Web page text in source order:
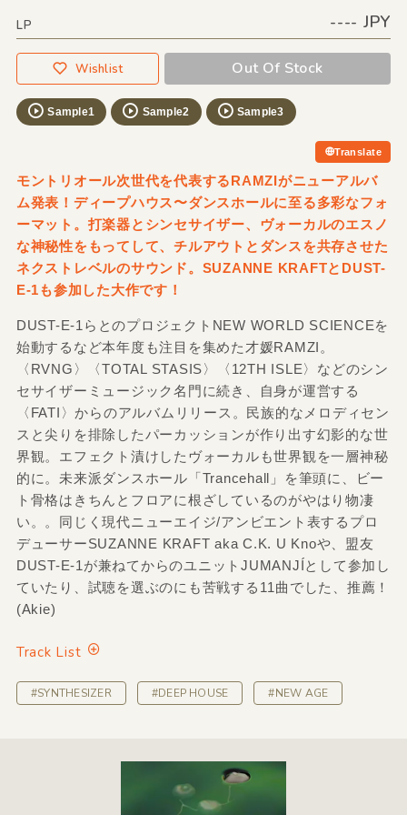
LP ---- JPY
Wishlist Out Of Stock
Sample1 Sample2 Sample3
Translate
モントリオール次世代を代表するRAMZIがニューアルバ
ム発表！ディープハウス〜ダンスホールに至る多彩なフォ
ーマット。打楽器とシンセサイザー、ヴォーカルのエスノ
な神秘性をもってして、チルアウトとダンスを共存させた
ネクストレベルのサウンド。SUZANNE KRAFTとDUST-
E-1も参加した大作です！
DUST-E-1らとのプロジェクトNEW WORLD SCIENCEを
始動するなど本年度も注目を集めた才媛RAMZI。
〈RVNG〉〈TOTAL STASIS〉〈12TH ISLE〉などのシン
セサイザーミュージック名門に続き、自身が運営する
〈FATI〉からのアルバムリリース。民族的なメロディセン
スと尖りを排除したパーカッションが作り出す幻影的な世
界観。エフェクト漬けしたヴォーカルも世界観を一層神秘
的に。未来派ダンスホール「Trancehall」を筆頭に、ビー
ト骨格はきちんとフロアに根ざしているのがやはり物凄
い。。同じく現代ニューエイジ/アンビエント表するプロ
デューサーSUZANNE KRAFT aka C.K. U Knoや、盟友
DUST-E-1が兼ねてからのユニットJUMANJÍとして参加し
ていたり、試聴を選ぶのにも苦戦する11曲でした、推薦！
(Akie)
Track List
#SYNTHESIZER #DEEP HOUSE #NEW AGE